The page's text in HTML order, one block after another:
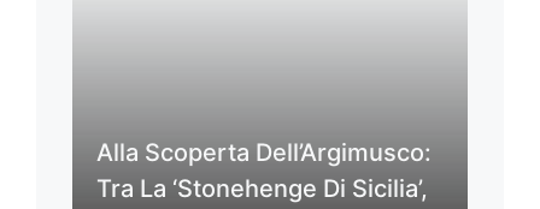
Alla Scoperta Dell’Argimusco:
Tra La ‘Stonehenge Di Sicilia’,